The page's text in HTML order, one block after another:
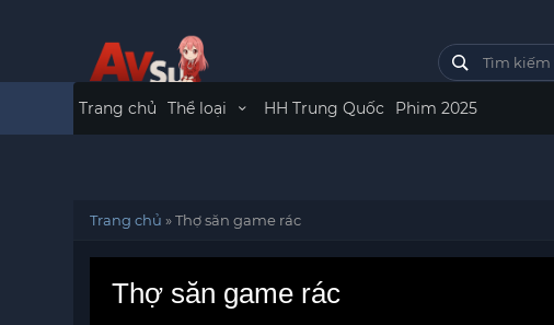
Trang chủ Thể loại HH Trung Quốc Phim 2025
Trang chủ »Thợ săn game rác
Thợ săn game rác